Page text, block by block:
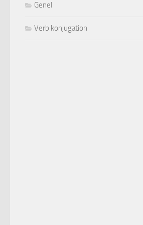
Genel
Verb konjugation